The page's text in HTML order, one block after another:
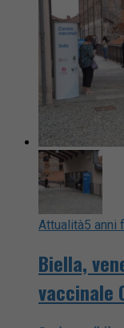
Attualità5 anni
Biella,
vaccinale